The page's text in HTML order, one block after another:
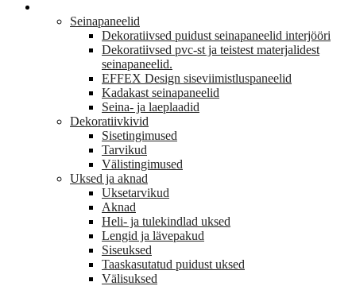
Seinapaneelid
Dekoratiivsed puidust seinapaneelid interjööri
Dekoratiivsed pvc-st ja teistest materjalidest
seinapaneelid.
EFFEX Design siseviimistluspaneelid
Kadakast seinapaneelid
Seina- ja laeplaadid
Dekoratiivkivid
Sisetingimused
Tarvikud
Välistingimused
Uksed ja aknad
Uksetarvikud
Aknad
Heli- ja tulekindlad uksed
Lengid ja lävepakud
Siseuksed
Taaskasutatud puidust uksed
Välisuksed